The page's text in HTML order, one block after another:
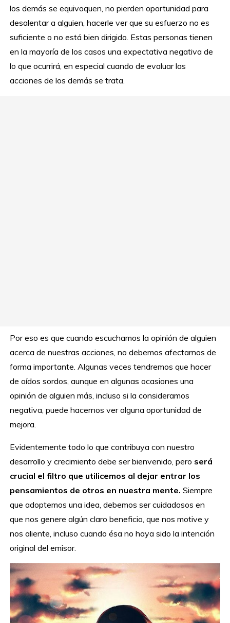
los demás se equivoquen, no pierden oportunidad para
desalentar a alguien, hacerle ver que su esfuerzo no es
suficiente o no está bien dirigido. Estas personas tienen
en la mayoría de los casos una expectativa negativa de
lo que ocurrirá, en especial cuando de evaluar las
acciones de los demás se trata.
Por eso es que cuando escuchamos la opinión de alguien
acerca de nuestras acciones, no debemos afectarnos de
forma importante. Algunas veces tendremos que hacer
de oídos sordos, aunque en algunas ocasiones una
opinión de alguien más, incluso si la consideramos
negativa, puede hacernos ver alguna oportunidad de
mejora.
Evidentemente todo lo que contribuya con nuestro
desarrollo y crecimiento debe ser bienvenido, pero será
crucial el filtro que utilicemos al dejar entrar los
pensamientos de otros en nuestra mente. Siempre
que adoptemos una idea, debemos ser cuidadosos en
que nos genere algún claro beneficio, que nos motive y
nos aliente, incluso cuando ésa no haya sido la intención
original del emisor.